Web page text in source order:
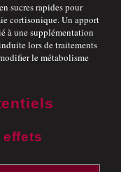
sucres rapides pour
cortisonique. Un apport
à une supplémentation
lors de traitements
le métabolisme